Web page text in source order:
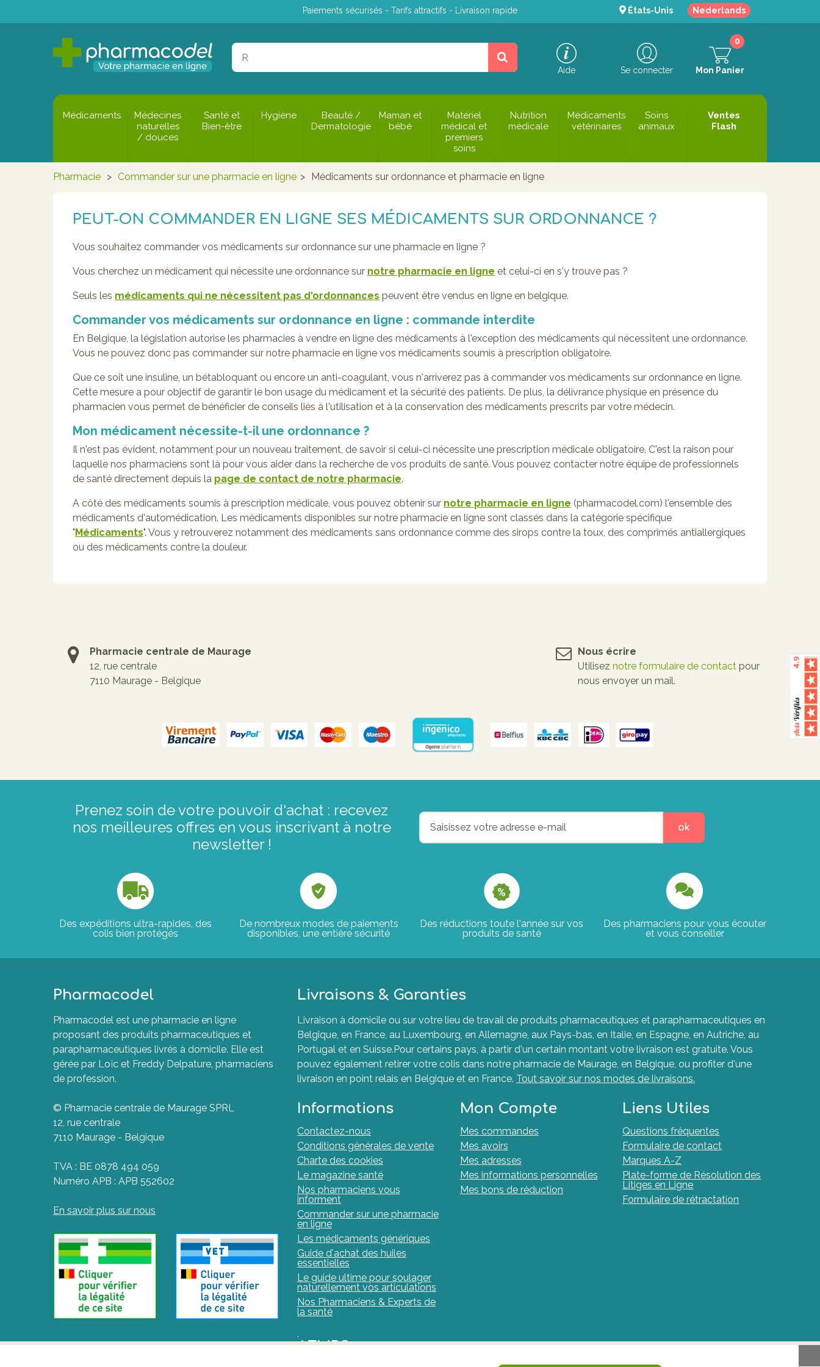
Paiements sécurisés - Tarifs attractifs - Livraison rapide États-Unis Nederlands
Aide Se connecter Mon Panier
0
Médicaments
Médecines
naturelles
/ douces
Santé et
Bien-être
Hygiène
Beauté /
Dermatologie
Maman et
bébé
Matériel
médical et
premiers
soins
Nutrition
médicale
Médicaments
vétérinaires
Soins
animaux
Ventes
Flash
Pharmacie > Commander sur une pharmacie en ligne > Médicaments sur ordonnance et pharmacie en ligne
PEUT-ON COMMANDER EN LIGNE SES MÉDICAMENTS SUR ORDONNANCE ?
Vous souhaitez commander vos médicaments sur ordonnance sur une pharmacie en ligne ?
Vous cherchez un médicament qui nécessite une ordonnance sur notre pharmacie en ligne et celui-ci en s'y trouve pas ?
Seuls les médicaments qui ne nécessitent pas d'ordonnances peuvent être vendus en ligne en belgique.
Commander vos médicaments sur ordonnance en ligne : commande interdite
En Belgique, la législation autorise les pharmacies à vendre en ligne des médicaments à l'exception des médicaments qui nécessitent une ordonnance.
Vous ne pouvez donc pas commander sur notre pharmacie en ligne vos médicaments soumis à prescription obligatoire.
Que ce soit une insuline, un bétabloquant ou encore un anti-coagulant, vous n'arriverez pas à commander vos médicaments sur ordonnance en ligne.
Cette mesure a pour objectif de garantir le bon usage du médicament et la sécurité des patients. De plus, la délivrance physique en présence du
pharmacien vous permet de bénéficier de conseils liés à l'utilisation et à la conservation des médicaments prescrits par votre médecin.
Mon médicament nécessite-t-il une ordonnance ?
Il n'est pas évident, notamment pour un nouveau traitement, de savoir si celui-ci nécessite une prescription médicale obligatoire. C'est la raison pour
laquelle nos pharmaciens sont là pour vous aider dans la recherche de vos produits de santé. Vous pouvez contacter notre équipe de professionnels
de santé directement depuis la page de contact de notre pharmacie.
A côté des médicaments soumis à prescription médicale, vous pouvez obtenir sur notre pharmacie en ligne (pharmacodel.com) l'ensemble des
médicaments d'automédication. Les médicaments disponibles sur notre pharmacie en ligne sont classés dans la catégorie spécifique
"Médicaments". Vous y retrouverez notamment des médicaments sans ordonnance comme des sirops contre la toux, des comprimés antiallergiques
ou des médicaments contre la douleur.
Pharmacie centrale de Maurage
12, rue centrale
7110 Maurage - Belgique
Nous écrire
Utilisez notre formulaire de contact pour
nous envoyer un mail.
Prenez soin de votre pouvoir d'achat : recevez
nos meilleures offres en vous inscrivant à notre
newsletter !
ok
Des expéditions ultra-rapides, des
colis bien protégés
De nombreux modes de paiements
disponibles, une entière sécurité
Des réductions toute l'année sur vos
produits de santé
Des pharmaciens pour vous écouter
et vous conseiller
Pharmacodel
Pharmacodel est une pharmacie en ligne
proposant des produits pharmaceutiques et
parapharmaceutiques livrés à domicile. Elle est
gérée par Loïc et Freddy Delpature, pharmaciens
de profession.
© Pharmacie centrale de Maurage SPRL
12, rue centrale
7110 Maurage - Belgique
TVA : BE 0878 494 059
Numéro APB : APB 552602
En savoir plus sur nous
Livraisons & Garanties
Livraison à domicile ou sur votre lieu de travail de produits pharmaceutiques et parapharmaceutiques en
Belgique, en France, au Luxembourg, en Allemagne, aux Pays-bas, en Italie, en Espagne, en Autriche, au
Portugal et en Suisse.Pour certains pays, à partir d'un certain montant votre livraison est gratuite. Vous
pouvez également retirer votre colis dans notre pharmacie de Maurage, en Belgique, ou profiter d'une
livraison en point relais en Belgique et en France. Tout savoir sur nos modes de livraisons.
Informations
Contactez-nous
Conditions générales de vente
Charte des cookies
Le magazine santé
Nos pharmaciens vous
informent
Commander sur une pharmacie
en ligne
Les médicaments génériques
Guide d'achat des huiles
essentielles
Le guide ultime pour soulager
naturellement vos articulations
Nos Pharmaciens & Experts de
la santé
.
Mon Compte
Mes commandes
Mes avoirs
Mes adresses
Mes informations personnelles
Mes bons de réduction
Liens Utiles
Questions fréquentes
Formulaire de contact
Marques A-Z
Plate-forme de Résolution des
Litiges en Ligne
Formulaire de rétractation
AFMPS